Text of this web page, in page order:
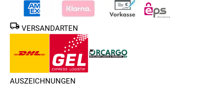
VERSANDARTEN
AUSZEICHNUNGEN